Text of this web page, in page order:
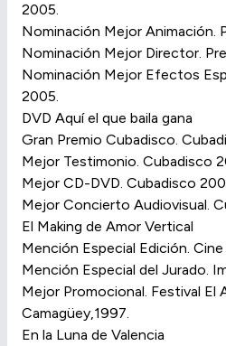
2005.
Nominación Mejor Animación.
Nominación Mejor Director.
Nominación Mejor Efectos
2005.
DVD Aquí el que baila gana
Gran Premio Cubadisco.
Mejor Testimonio. Cubadisco
Mejor CD-DVD. Cubadisco
Mejor Concierto Audiovisual.
El Making de Amor Vertical
Mención Especial Edición. Cine
Mención Especial del Jurado.
Mejor Promocional. Festival El
Camagüey,1997.
En la Luna de Valencia